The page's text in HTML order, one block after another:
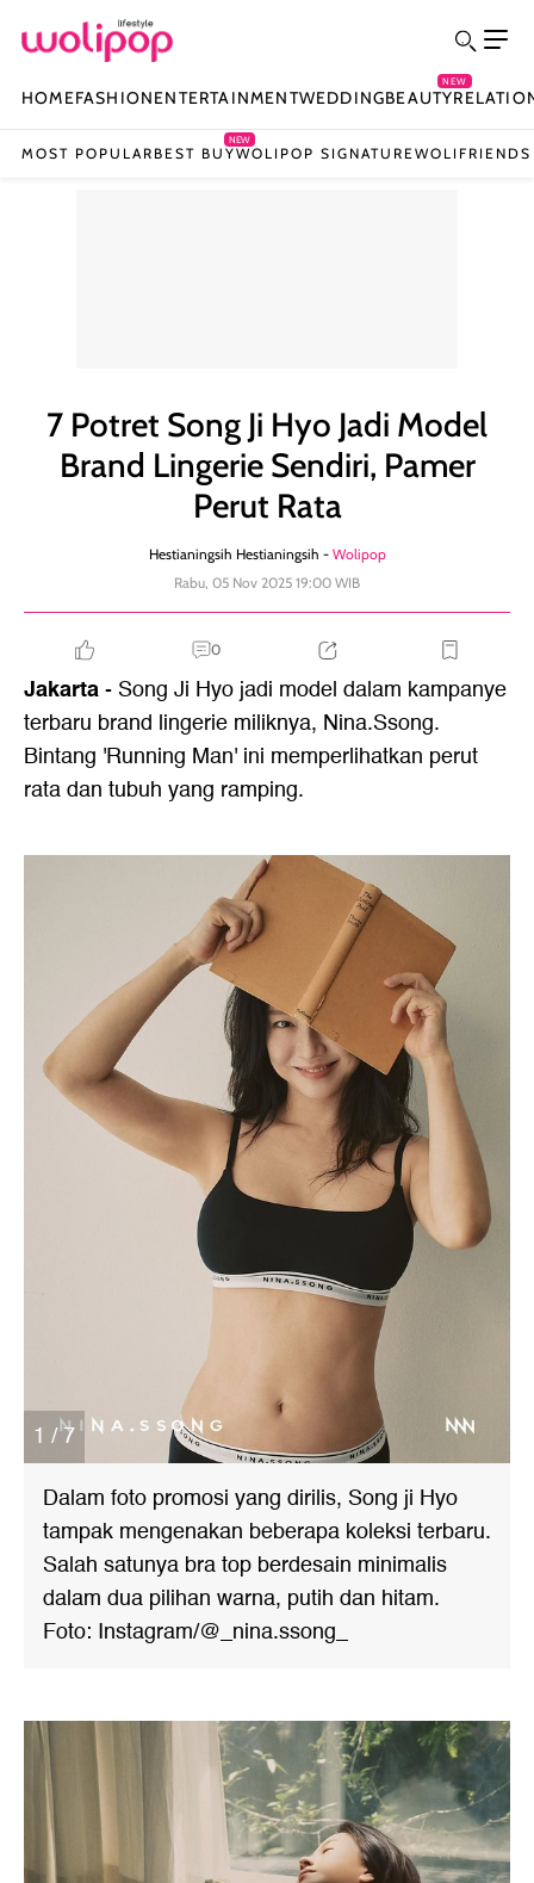
HOMEFASHIONENTERTAINMENTWEDDINGBEAUTY
NEW
MOST POPULAR BEST BUY
NEW
WOLIPOP SIGNATUREWOLIFRIENDS
7 Potret Song Ji Hyo Jadi Model
Brand Lingerie Sendiri, Pamer
Perut Rata
Hestianingsih Hestianingsih - Wolipop
Rabu, 05 Nov 2025 19:00 WIB
0
Jakarta- Song Ji Hyo jadi model dalam kampanye
terbaru brand lingerie miliknya, Nina.Ssong.
Bintang 'Running Man' ini memperlihatkan perut
rata dan tubuh yang ramping.
1 / 7
Dalam foto promosi yang dirilis, Song ji Hyo
tampak mengenakan beberapa koleksi terbaru.
Salah satunya bra top berdesain minimalis
dalam dua pilihan warna, putih dan hitam.
Foto: Instagram/@_nina.ssong_